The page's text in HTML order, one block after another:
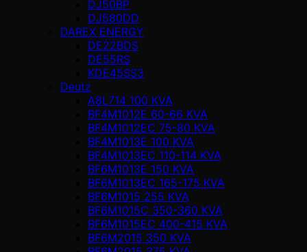
DJ50BP
DJ580DD
DAREX ENERGY
DE22BDS
DE55RS
KDE45SS3
Deutz
A8L714 100 KVA
BF4M1012E 60-66 KVA
BF4M1012EC 75-80 KVA
BF4M1013E 100 KVA
BF4M1013EC 110-114 KVA
BF6M1013E 150 KVA
BF6M1013EC 165-175 KVA
BF6M1015 255 KVA
BF6M1015C 350-360 KVA
BF6M1015EC 400-415 KVA
BF6M2015 350 KVA